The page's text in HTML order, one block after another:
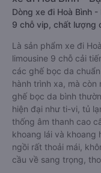
Dòng xe đi Hoà Bình
9 chỗ vip, chất lượng
Là sản phẩm xe đi
limousine 9 chỗ cải
các ghế bọc da
hành trình xa, mà
ghế bọc da bình
hiện đại như ti-vi, tủ
thống âm thanh cao
khoang lái và khoang
ngồi rất thoải mái,
cầu về sang trọng,